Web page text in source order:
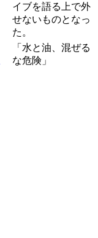
イブを語る上で外
せないものとなっ
た。
「水と油、混ぜる
な危険」